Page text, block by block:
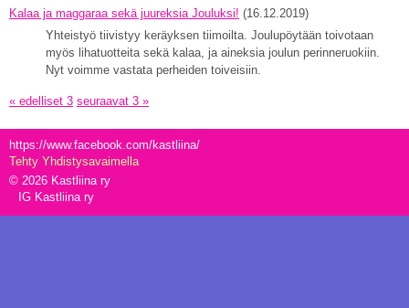
Kalaa ja maggaraa sekä juureksia Jouluksi! (16.12.2019)
Yhteistyö tiivistyy keräyksen tiimoilta. Joulupöytään toivotaan
myös lihatuotteita sekä kalaa, ja aineksia joulun perinneruokiin.
Nyt voimme vastata perheiden toiveisiin.
« edelliset 3 seuraavat 3 »
https://www.facebook.com/kastliina/
Tehty Yhdistysavaimella
© 2026 Kastliina ry
IG Kastliina ry